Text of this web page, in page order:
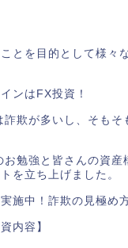
とを目的として様々
ンはFX投資！
詐欺が多いし、そもそ
お勉強と皆さんの資産
を立ち上げました。
施中！詐欺の見極め
内容】